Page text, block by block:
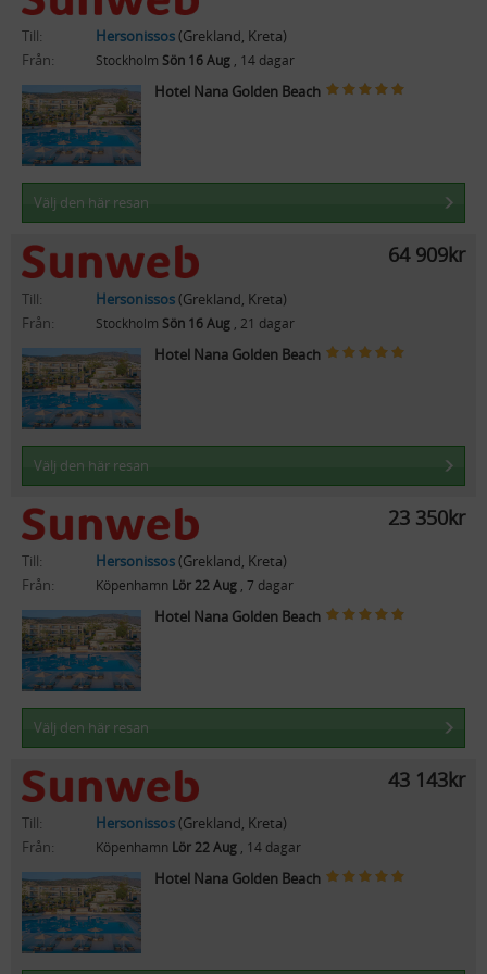
Till: Hersonissos(Grekland, Kreta)
Från:
Stockholm Sön 16 Aug , 14 dagar
Hotel Nana Golden Beach
Välj den här resan
64 909kr
Till: Hersonissos(Grekland, Kreta)
Från:
Stockholm Sön 16 Aug , 21 dagar
Hotel Nana Golden Beach
Välj den här resan
23 350kr
Till: Hersonissos(Grekland, Kreta)
Från:
Köpenhamn Lör 22 Aug , 7 dagar
Hotel Nana Golden Beach
Välj den här resan
43 143kr
Till: Hersonissos(Grekland, Kreta)
Från:
Köpenhamn Lör 22 Aug , 14 dagar
Hotel Nana Golden Beach